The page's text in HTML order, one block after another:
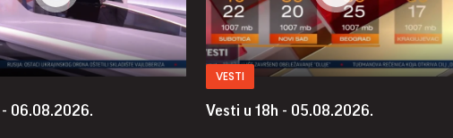
- 06.08.2026.
VESTI
Vesti u 18h - 05.08.2026.